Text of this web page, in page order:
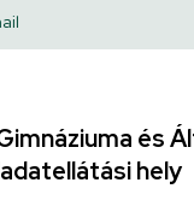
és
hely